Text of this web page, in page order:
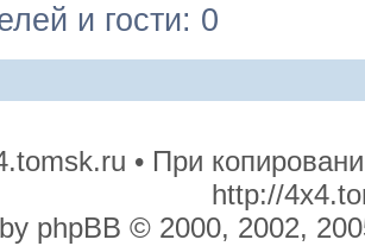
и гости: 0
• При
http://
phpBB © 2000, 2002,